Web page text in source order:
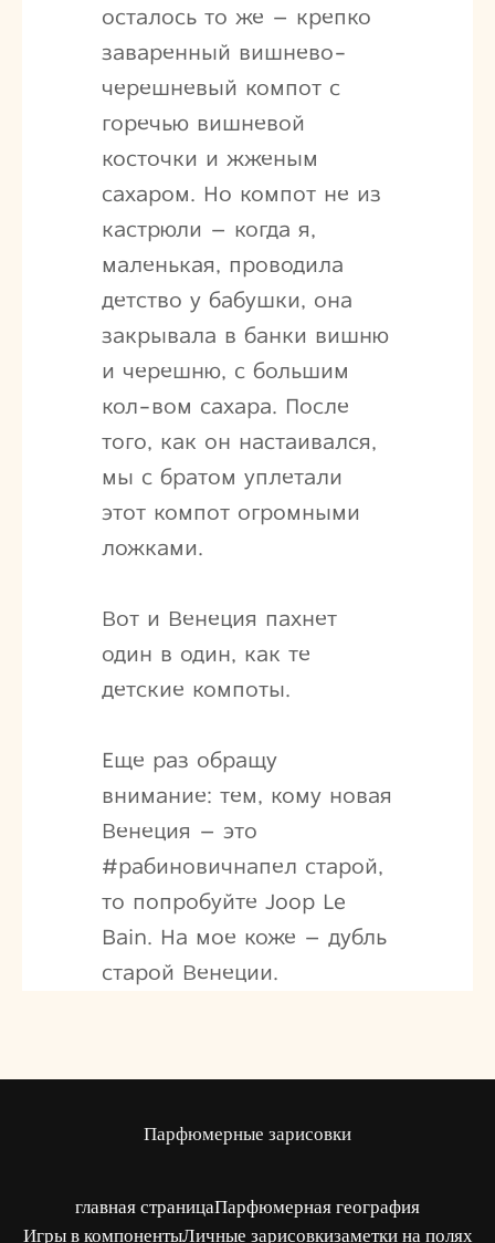
осталось то же – крепко
заваренный вишнево-
черешневый компот с
горечью вишневой
косточки и жженым
сахаром. Но компот не из
кастрюли – когда я,
маленькая, проводила
детство у бабушки, она
закрывала в банки вишню
и черешню, с большим
кол-вом сахара. После
того, как он настаивался,
мы с братом уплетали
этот компот огромными
ложками.
Вот и Венеция пахнет
один в один, как те
детские компоты.
Еще раз обращу
внимание: тем, кому новая
Венеция – это
#рабиновичнапел старой,
то попробуйте Joop Le
Bain. На мое коже – дубль
старой Венеции.
Парфюмерные зарисовки
главная страницаПарфюмерная география
Игры в компонентыЛичные зарисовкизаметки на полях